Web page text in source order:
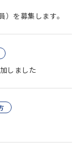
）を募集します。
しました